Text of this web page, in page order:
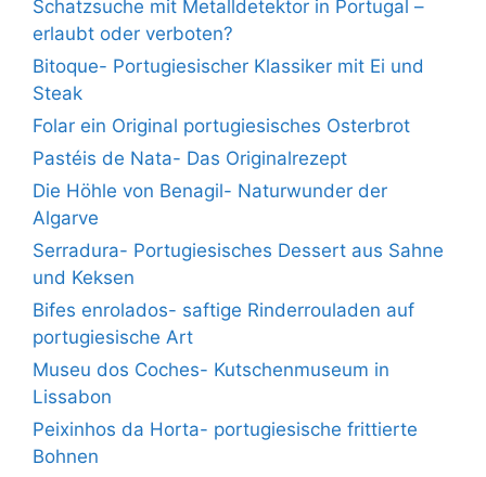
Schatzsuche mit Metalldetektor in Portugal –
erlaubt oder verboten?
Bitoque- Portugiesischer Klassiker mit Ei und
Steak
Folar ein Original portugiesisches Osterbrot
Pastéis de Nata- Das Originalrezept
Die Höhle von Benagil- Naturwunder der
Algarve
Serradura- Portugiesisches Dessert aus Sahne
und Keksen
Bifes enrolados- saftige Rinderrouladen auf
portugiesische Art
Museu dos Coches- Kutschenmuseum in
Lissabon
Peixinhos da Horta- portugiesische frittierte
Bohnen